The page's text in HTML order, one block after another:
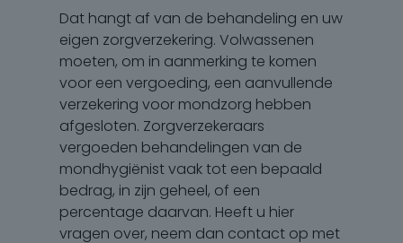
Dat hangt af van de behandeling en uw
eigen zorgverzekering. Volwassenen
moeten, om in aanmerking te komen
voor een vergoeding, een aanvullende
verzekering voor mondzorg hebben
afgesloten. Zorgverzekeraars
vergoeden behandelingen van de
mondhygiënist vaak tot een bepaald
bedrag, in zijn geheel, of een
percentage daarvan. Heeft u hier
vragen over, neem dan contact op met